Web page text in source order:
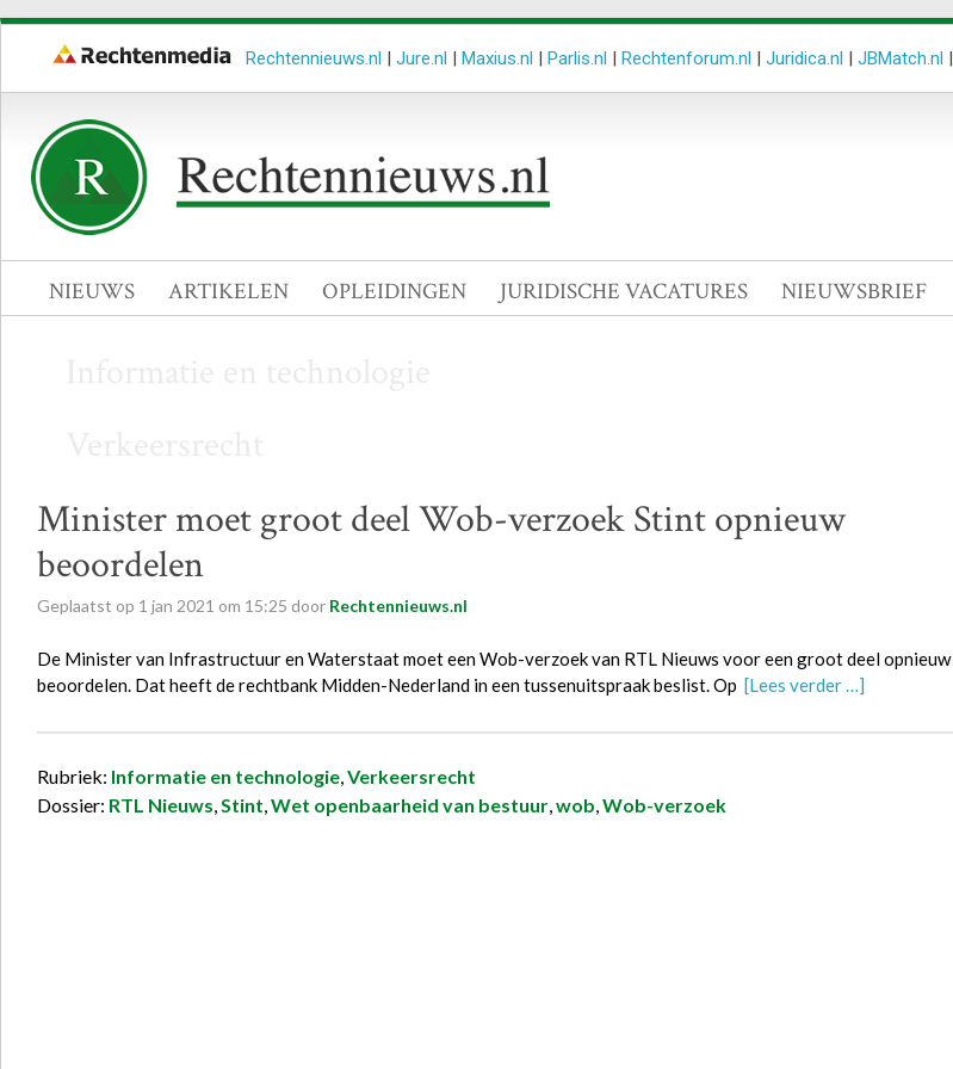
Rechtennieuws.nl | Jure.nl | Maxius.nl | Parlis.nl | Rechtenforum.nl | Juridica.nl | JBMatch.nl |
NIEUWS ARTIKELEN OPLEIDINGEN JURIDISCHE VACATURES NIEUWSBRIEF
Minister moet groot deel Wob-verzoek Stint opnieuw
beoordelen
Geplaatst op 1 jan 2021 om 15:25 door Rechtennieuws.nl
De Minister van Infrastructuur en Waterstaat moet een Wob-verzoek van RTL Nieuws voor een groot deel opnieuw
beoordelen. Dat heeft de rechtbank Midden-Nederland in een tussenuitspraak beslist. Op [Lees verder …]
Rubriek: Informatie en technologie,Verkeersrecht
Dossier: RTL Nieuws,Stint,Wet openbaarheid van bestuur,wob,Wob-verzoek